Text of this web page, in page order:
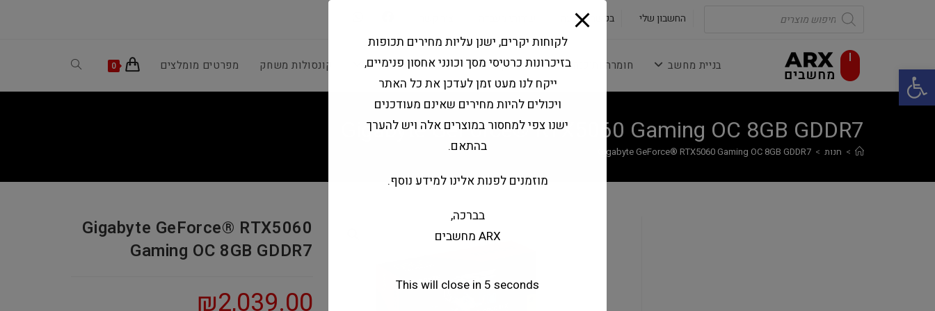
פתח סרגל נגישות
Products
search החשבון שלי בקשה להצעה
בניית מחשב חומרה ותוכנה ציוד היקפי מחשבים וטאבלטים קונסולות משחק מפרטים מומלצים 0
Toggle
Gigabyte GeForce® RTX5060 Gaming OC 8GB GDDR7
> חנות >
Gigabyte GeForce® RTX5060 Gaming OC 8GB GDDR7
Gigabyte GeForce® RTX5060
Gaming OC 8GB GDDR7
₪2,039.00
לקוחות יקרים, ישנן עליות מחירים תכופות
בזיכרונות כרטיסי מסך וכונני אחסון פנימיים,
ייקח לנו מעט זמן לעדכן את כל האתר
ויכולים להיות מחירים שאינם מעודכנים
ישנו צפי למחסור במוצרים אלה ויש להערך
בהתאם.
מוזמנים לפנות אלינו למידע נוסף.
בברכה,
ARX מחשבים
This will close in 4 seconds